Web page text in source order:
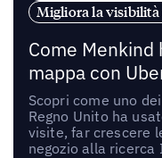
Migliora la visibilità
Come Menkind
mappa con
Scopri come uno
Regno Unito ha
visite, far crescere
negozio alla ricerca